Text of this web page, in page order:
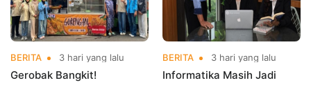
BERITA 3 hari yang lalu
Gerobak Bangkit!
BERITA 3 hari yang lalu
Informatika Masih Jadi